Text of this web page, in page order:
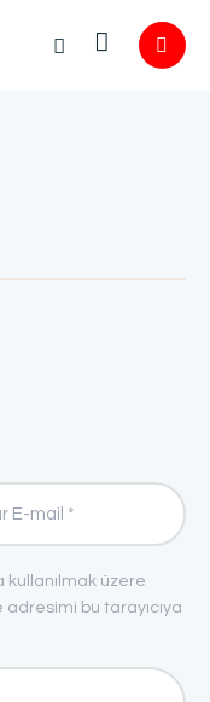
kullanılmak üzere
bu tarayıcıya